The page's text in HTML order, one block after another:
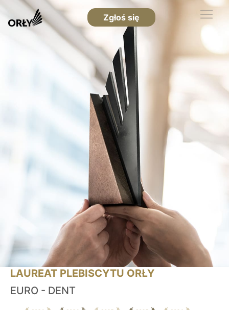
Zgłoś się
LAUREAT PLEBISCYTU ORŁY
EURO - DENT